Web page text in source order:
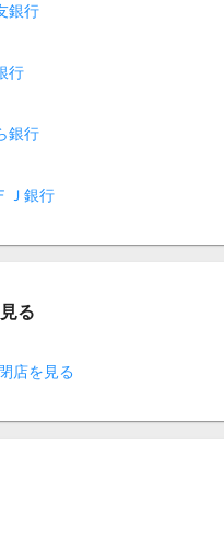
銀行
行
銀行
Ｊ銀行
る
店を見る